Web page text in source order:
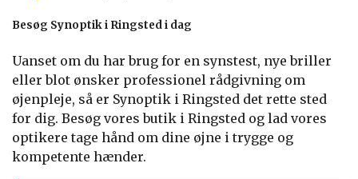
Besøg Synoptik i Ringsted i dag
Uanset om du har brug for en synstest, nye briller
eller blot ønsker professionel rådgivning om
øjenpleje, så er Synoptik i Ringsted det rette sted
for dig. Besøg vores butik i Ringsted og lad vores
optikere tage hånd om dine øjne i trygge og
kompetente hænder.